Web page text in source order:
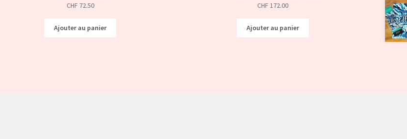
CHF 72.50
Ajouter au panier
CHF 172.00
Ajouter au panier